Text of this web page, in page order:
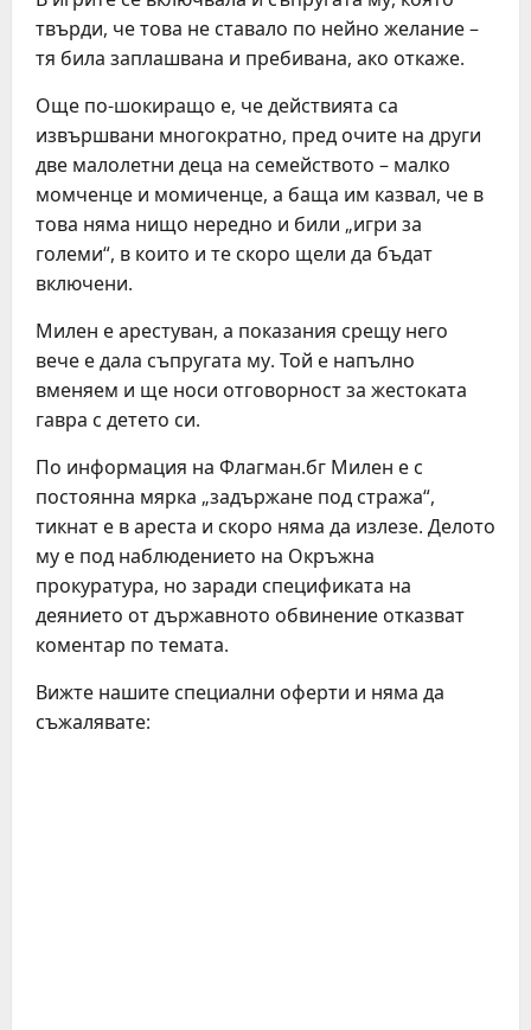
твърди, че това не ставало по нейно желание –
тя била заплашвана и пребивана, ако откаже.
Още по-шокиращо е, че действията са
извършвани многократно, пред очите на други
две малолетни деца на семейството – малко
момченце и момиченце, а баща им казвал, че в
това няма нищо нередно и били „игри за
големи“, в които и те скоро щели да бъдат
включени.
Милен е арестуван, а показания срещу него
вече е дала съпругата му. Той е напълно
вменяем и ще носи отговорност за жестоката
гавра с детето си.
По информация на Флагман.бг Милен е с
постоянна мярка „задържане под стража“,
тикнат е в ареста и скоро няма да излезе. Делото
му е под наблюдението на Окръжна
прокуратура, но заради спецификата на
деянието от държавното обвинение отказват
коментар по темата.
Вижте нашите специални оферти и няма да
съжалявате: